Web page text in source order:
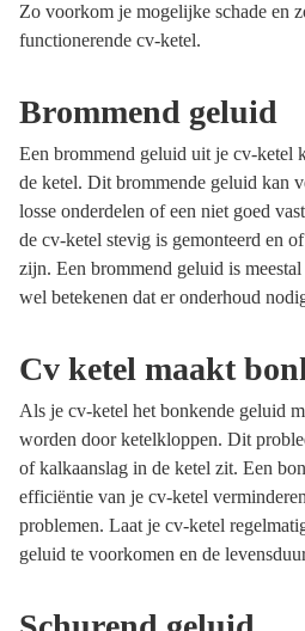
Zo voorkom je mogelijke schade en
functionerende cv-ketel.
Brommend geluid
Een brommend geluid uit je cv-ketel
de ketel. Dit brommende geluid kan
losse onderdelen of een niet goed
de cv-ketel stevig is gemonteerd en
zijn. Een brommend geluid is
wel betekenen dat er onderhoud
Cv ketel maakt
Als je cv-ketel het bonkende geluid
worden door ketelkloppen. Dit
of kalkaanslag in de ketel zit. Een
efficiëntie van je cv-ketel
problemen. Laat je cv-ketel
geluid te voorkomen en de